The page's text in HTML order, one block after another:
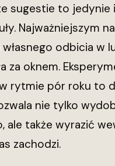
sugestie to jedynie
Najważniejszym
odbicia w
za oknem.
rytmie pór roku to
nie tylko
ale także wyrazić
zachodzi.